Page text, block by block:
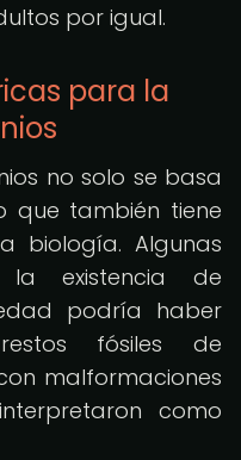
por igual.
para la
no solo se basa
que también tiene
biología. Algunas
la existencia de
podría haber
fósiles de
malformaciones
como